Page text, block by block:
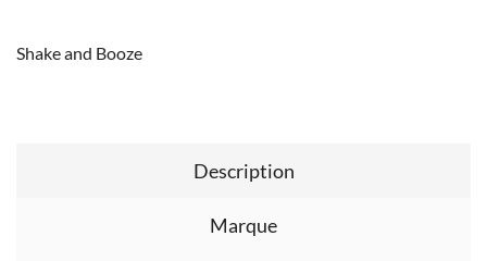
Shake and Booze
Description
Marque